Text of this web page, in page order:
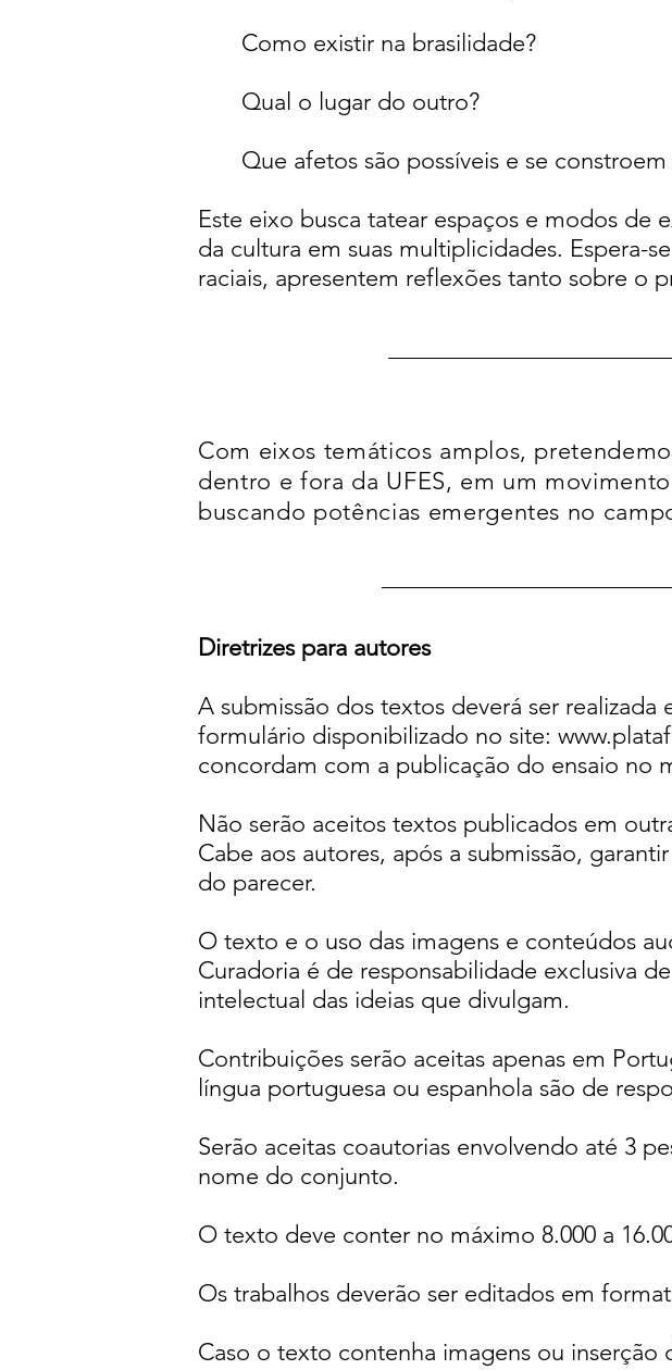
Como existir na brasilidade?
Qual o lugar do outro?
Que afetos são possíveis e se
Este eixo busca tatear espaços e modos de
da cultura em suas multiplicidades. Espera-
raciais, apresentem reflexões tanto sobre o
Com eixos temáticos amplos,
dentro e fora da UFES, em um
buscando potências emergentes no
Diretrizes para autores
A submissão dos textos deverá ser
formulário disponibilizado no site:
concordam com a publicação do ensaio no
Não serão aceitos textos publicados em
Cabe aos autores, após a submissão,
do parecer.
O texto e o uso das imagens e conteúdos
Curadoria é de responsabilidade exclusiva
intelectual das ideias que divulgam.
Contribuições serão aceitas apenas em
língua portuguesa ou espanhola são de
Serão aceitas coautorias envolvendo até 3
nome do conjunto.
O texto deve conter no máximo 8.000 a
Os trabalhos deverão ser editados em
Caso o texto contenha imagens ou inserção